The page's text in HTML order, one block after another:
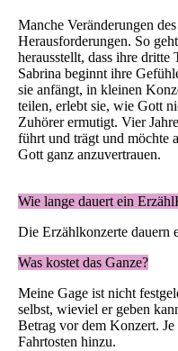
Manche Veränderungen
Herausforderungen. So
herausstellt, dass ihre dritte
Sabrina beginnt ihre
sie anfängt, in kleinen
teilen, erlebt sie, wie Gott
Zuhörer ermutigt. Vier
führt und trägt und möchte
Gott ganz anzuvertrauen.
Wie lange dauert ein
Die Erzählkonzerte dauern
Was kostet das Ganze?
Meine Gage ist nicht
selbst, wieviel er geben
Betrag vor dem Konzert.
Fahrtosten hinzu.